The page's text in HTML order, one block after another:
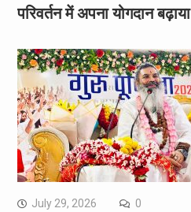
परिवर्तन में अपना योगदान बढ़ाया
July 29, 2026 0